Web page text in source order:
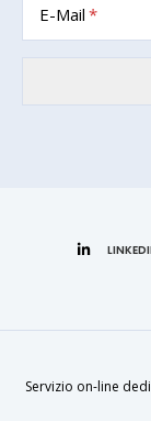
E-Mail
Servizio on-line